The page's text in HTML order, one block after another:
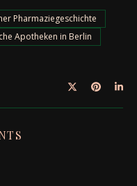
Pharmaziegeschichte
Apotheken in Berlin